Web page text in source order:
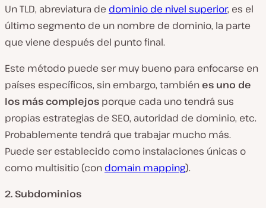
Un TLD, abreviatura de dominio de nivel superior, es el
último segmento de un nombre de dominio, la parte
que viene después del punto final.
Este método puede ser muy bueno para enfocarse en
países específicos, sin embargo, también es uno de
los más complejos porque cada uno tendrá sus
propias estrategias de SEO, autoridad de dominio, etc.
Probablemente tendrá que trabajar mucho más.
Puede ser establecido como instalaciones únicas o
como multisitio (con domain mapping).
2. Subdominios